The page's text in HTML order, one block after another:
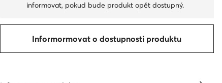
informovat, pokud bude produkt opět dostupný.
Informormovat o dostupnosti produktu